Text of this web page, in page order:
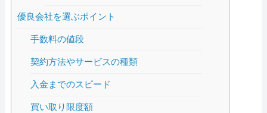
優良会社を選ぶポイント
手数料の値段
契約方法やサービスの種類
入金までのスピード
買い取り限度額